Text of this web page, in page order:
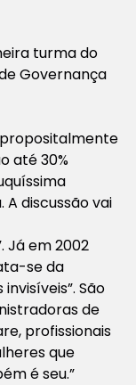
turma do
Governança
até 30%
discussão vai
Já em 2002
se da
São
de
profissionais
que
é seu.”